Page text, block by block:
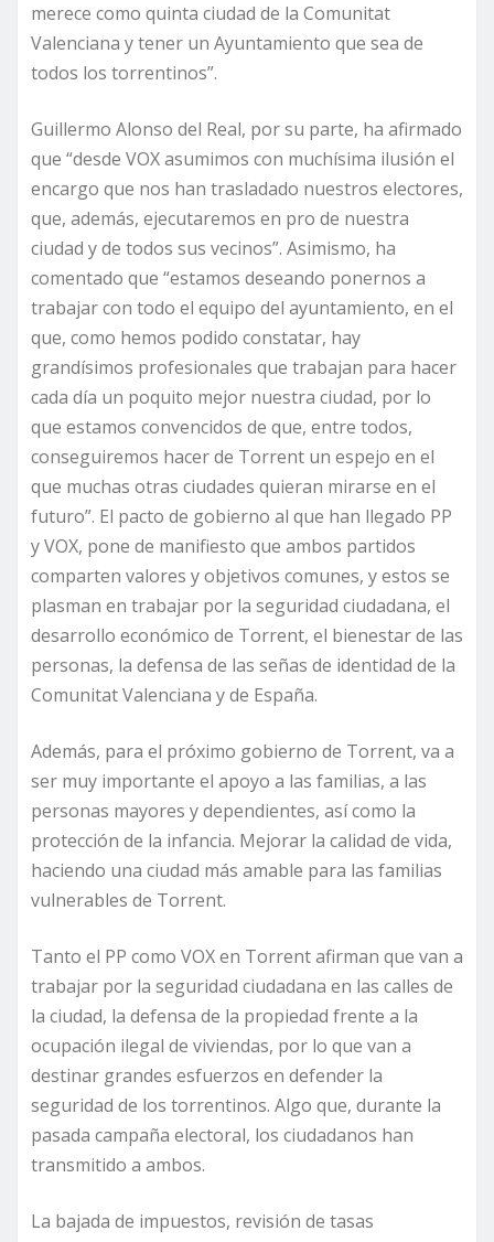
merece como quinta ciudad de la Comunitat
Valenciana y tener un Ayuntamiento que sea de
todos los torrentinos”.
Guillermo Alonso del Real, por su parte, ha afirmado
que “desde VOX asumimos con muchísima ilusión el
encargo que nos han trasladado nuestros electores,
que, además, ejecutaremos en pro de nuestra
ciudad y de todos sus vecinos”. Asimismo, ha
comentado que “estamos deseando ponernos a
trabajar con todo el equipo del ayuntamiento, en el
que, como hemos podido constatar, hay
grandísimos profesionales que trabajan para hacer
cada día un poquito mejor nuestra ciudad, por lo
que estamos convencidos de que, entre todos,
conseguiremos hacer de Torrent un espejo en el
que muchas otras ciudades quieran mirarse en el
futuro”. El pacto de gobierno al que han llegado PP
y VOX, pone de manifiesto que ambos partidos
comparten valores y objetivos comunes, y estos se
plasman en trabajar por la seguridad ciudadana, el
desarrollo económico de Torrent, el bienestar de las
personas, la defensa de las señas de identidad de la
Comunitat Valenciana y de España.
Además, para el próximo gobierno de Torrent, va a
ser muy importante el apoyo a las familias, a las
personas mayores y dependientes, así como la
protección de la infancia. Mejorar la calidad de vida,
haciendo una ciudad más amable para las familias
vulnerables de Torrent.
Tanto el PP como VOX en Torrent afirman que van a
trabajar por la seguridad ciudadana en las calles de
la ciudad, la defensa de la propiedad frente a la
ocupación ilegal de viviendas, por lo que van a
destinar grandes esfuerzos en defender la
seguridad de los torrentinos. Algo que, durante la
pasada campaña electoral, los ciudadanos han
transmitido a ambos.
La bajada de impuestos, revisión de tasas